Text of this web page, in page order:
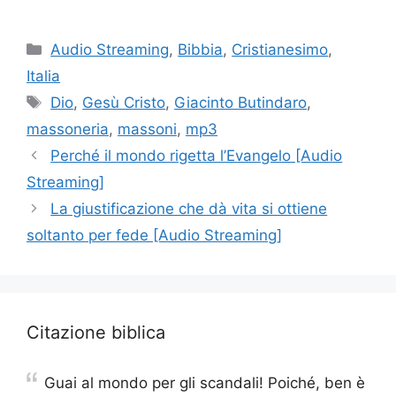
Categorie
Audio Streaming, Bibbia, Cristianesimo,
Italia
Tag
Dio, Gesù Cristo, Giacinto Butindaro,
massoneria, massoni, mp3
Perché il mondo rigetta l’Evangelo [Audio
Streaming]
La giustificazione che dà vita si ottiene
soltanto per fede [Audio Streaming]
Citazione biblica
Guai al mondo per gli scandali! Poiché, ben è